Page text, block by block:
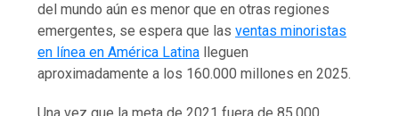
del mundo aún es menor que en otras regiones
emergentes, se espera que lasventas minoristas
en línea en América Latina lleguen
aproximadamente a los 160.000 millones en 2025.